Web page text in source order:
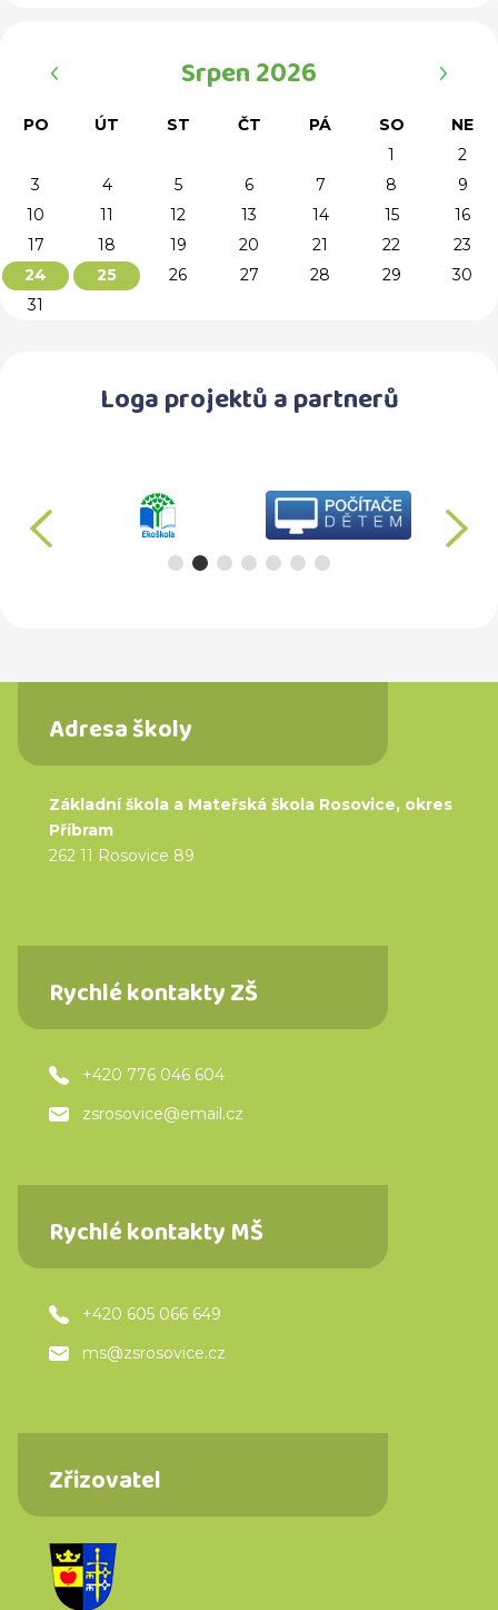
Srpen 2026
PO ÚT ST ČT PÁ SO
NE
1
2
3
4 5 6 7 8
9
10
11 12 13 14 15
16
17
18 19 20 21 22
23
24
25 26 27 28 29
30
31
Loga projektů a partnerů
předchozí
Adresa školy
Základní škola a Mateřská škola Rosovice, okres
Příbram
262 11 Rosovice 89
Rychlé kontakty ZŠ
+420 776 046 604
zsrosovice@email.cz
Rychlé kontakty MŠ
+420 605 066 649
ms@zsrosovice.cz
Zřizovatel